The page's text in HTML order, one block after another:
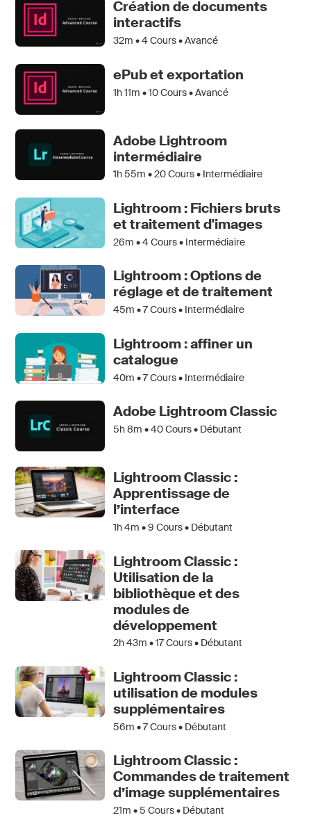
Création de documents
interactifs
32m •4Cours • Avancé
ePub et exportation
1h 11m •10Cours • Avancé
Adobe Lightroom
intermédiaire
1h 55m •20Cours • Intermédiaire
Lightroom : Fichiers bruts
et traitement d'images
26m •4Cours • Intermédiaire
Lightroom : Options de
réglage et de traitement
45m •7Cours • Intermédiaire
Lightroom : affiner un
catalogue
40m •7Cours • Intermédiaire
Adobe Lightroom Classic
5h 8m •40Cours • Débutant
Lightroom Classic :
Apprentissage de
l’interface
1h 4m •9 Cours • Débutant
Lightroom Classic :
Utilisation de la
bibliothèque et des
modules de
développement
2h 43m •17Cours • Débutant
Lightroom Classic :
utilisation de modules
supplémentaires
56m •7Cours • Débutant
Lightroom Classic :
Commandes de traitement
d’image supplémentaires
21m •5 Cours • Débutant